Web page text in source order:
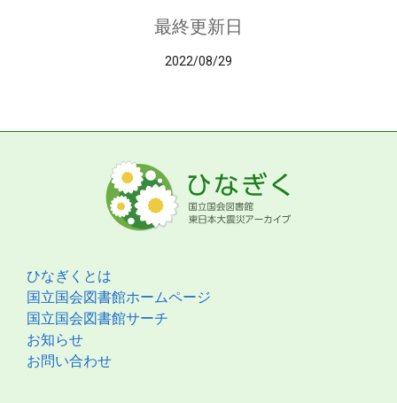
最終更新日
2022/08/29
ひなぎくとは
国立国会図書館ホームページ
国立国会図書館サーチ
お知らせ
お問い合わせ